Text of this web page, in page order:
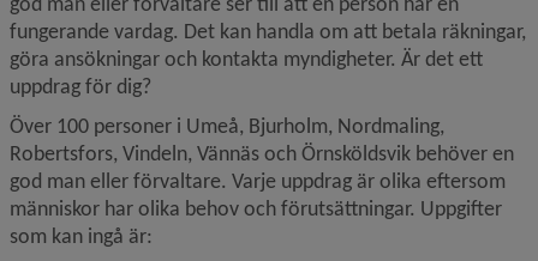
fungerande vardag. Det kan handla om att betala räkningar,
göra ansökningar och kontakta myndigheter. Är det ett
uppdrag för dig?
Över 100 personer i Umeå, Bjurholm, Nordmaling,
Robertsfors, Vindeln, Vännäs och Örnsköldsvik behöver en
god man eller förvaltare. Varje uppdrag är olika eftersom
människor har olika behov och förutsättningar. Uppgifter
som kan ingå är: